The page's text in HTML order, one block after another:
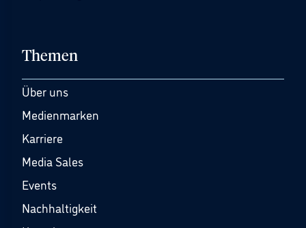
Themen
Über uns
Medienmarken
Karriere
Media Sales
Events
Nachhaltigkeit